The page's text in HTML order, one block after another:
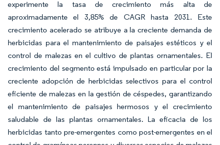
experimente la tasa de crecimiento más alta de
aproximadamente el 3,85% de CAGR hasta 2031. Este
crecimiento acelerado se atribuye a la creciente demanda de
herbicidas para el mantenimiento de paisajes estéticos y el
control de malezas en el cultivo de plantas ornamentales. El
crecimiento del segmento está impulsado en particular por la
creciente adopción de herbicidas selectivos para el control
eficiente de malezas en la gestión de céspedes, garantizando
el mantenimiento de paisajes hermosos y el crecimiento
saludable de las plantas ornamentales. La eficacia de los
herbicidas tanto pre-emergentes como post-emergentes en el